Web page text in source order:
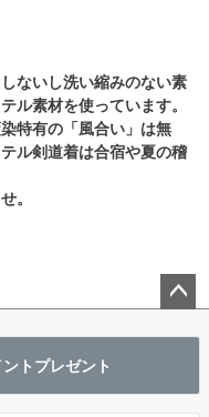
ないし洗い縮みのない素
ル素材を使っています。
特有の「風合い」は無
ル剣道着は合宿や夏の稽
。
へ
トプレゼント